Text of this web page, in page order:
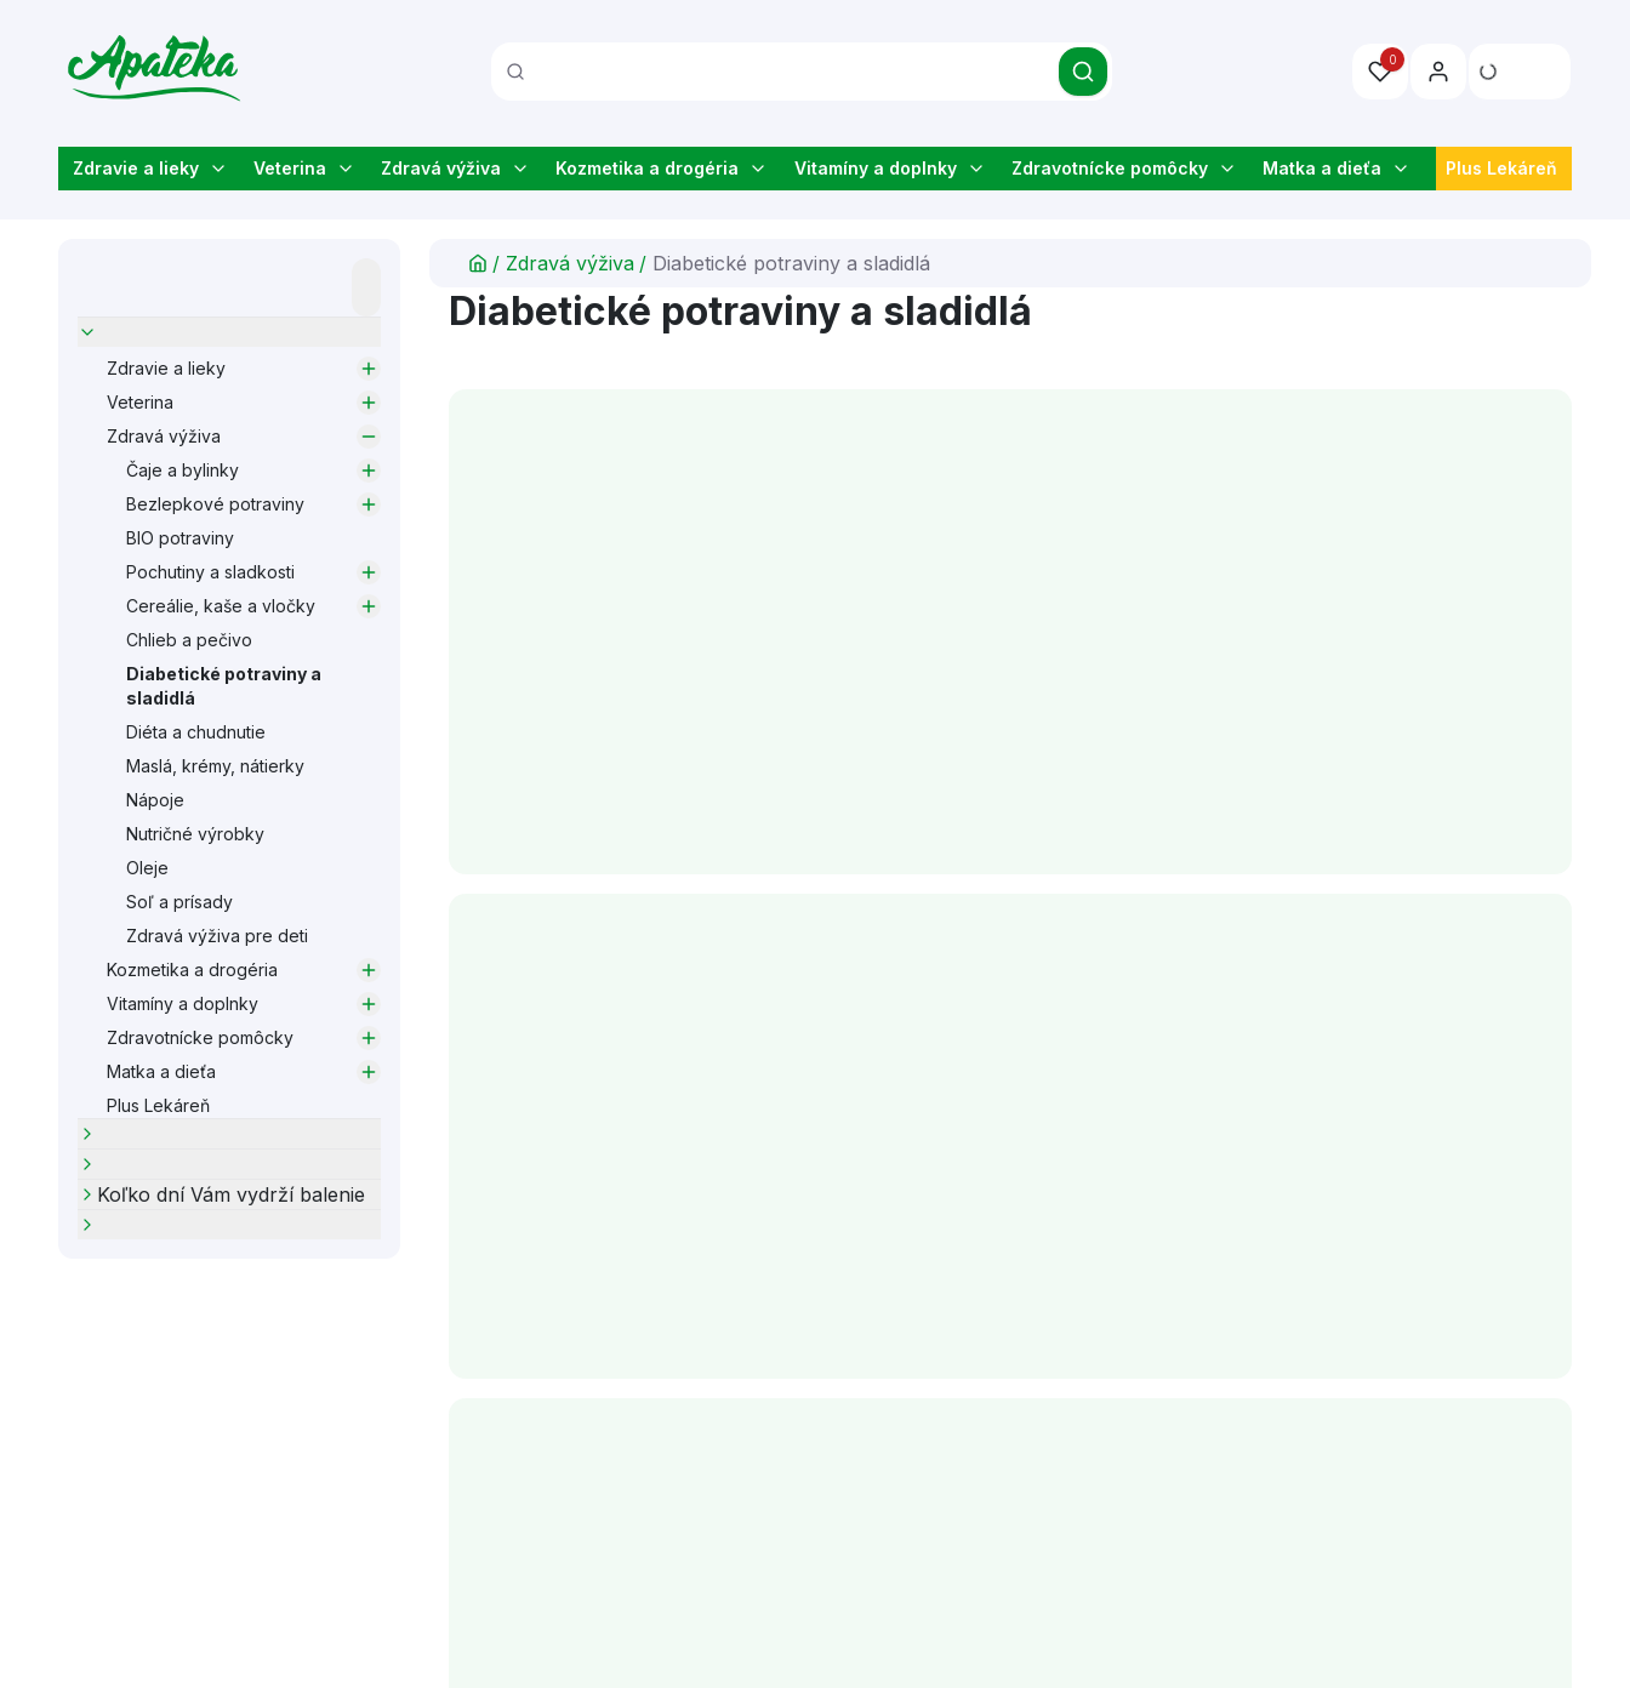
0
Zdravie a lieky Veterina Zdravá výživa Kozmetika a drogéria Vitamíny a doplnky Zdravotnícke pomôcky Matka a dieťa Plus Lekáreň
Zdravie a lieky
Veterina
Zdravá výživa
Čaje a bylinky
Bezlepkové potraviny
BIO potraviny
Pochutiny a sladkosti
Cereálie, kaše a vločky
Chlieb a pečivo
Diabetické potraviny a
sladidlá
Diéta a chudnutie
Maslá, krémy, nátierky
Nápoje
Nutričné výrobky
Oleje
Soľ a prísady
Zdravá výživa pre deti
Kozmetika a drogéria
Vitamíny a doplnky
Zdravotnícke pomôcky
Matka a dieťa
Plus Lekáreň
Koľko dní Vám vydrží balenie
/ Zdravá výživa / Diabetické potraviny a sladidlá
Diabetické potraviny a sladidlá